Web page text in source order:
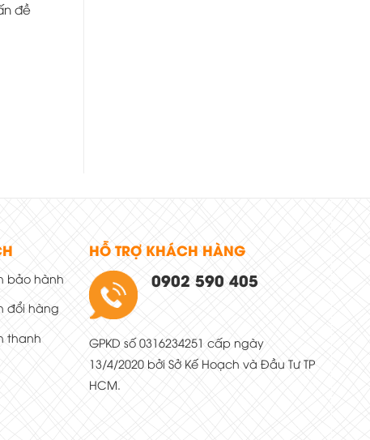
đề
bảo hành
đổi hàng
thanh
HỖ TRỢ KHÁCH HÀNG
0902 590 405
GPKD số 0316234251 cấp ngày
13/4/2020 bởi Sở Kế Hoạch và Đầu Tư TP
HCM.